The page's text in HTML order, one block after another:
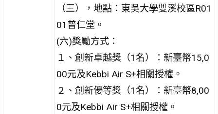
（三），地點：東吳大學雙溪校區R01
01普仁堂。
(六)獎勵方式：
１、創新卓越獎（1名）：新臺幣15,0
00元及Kebbi Air S+相關授權。
２、創新優等獎（1名）：新臺幣8,00
0元及Kebbi Air S+相關授權。